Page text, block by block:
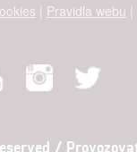
| Pravidla webu |
/